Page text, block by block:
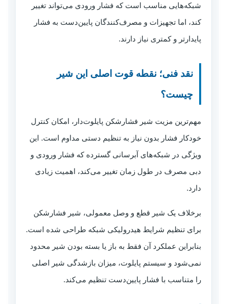
شبکه‌هایی مناسب است که فشار ورودی می‌تواند تغییر
کند، اما تجهیزات و مصرف‌کنندگان پایین‌دست به فشار
پایدارتر و کمتری نیاز دارند.
نقد فنی؛ نقطه قوت اصلی این شیر
چیست؟
مهم‌ترین مزیت شیر فشارشکن پایلوت‌دار، امکان کنترل
خودکار فشار بدون نیاز به تنظیم دستی مداوم است. این
ویژگی در شبکه‌های آبرسانی گسترده که فشار ورودی و
دبی مصرف در طول زمان تغییر می‌کند، اهمیت زیادی
دارد.
برخلاف یک شیر قطع و وصل معمولی، شیر فشارشکن
برای تنظیم شرایط هیدرولیکی شبکه طراحی شده است.
بنابراین عملکرد آن فقط به باز یا بسته بودن شیر محدود
نمی‌شود و سیستم پایلوت، میزان بازشدگی شیر اصلی
را متناسب با فشار پایین‌دست تنظیم می‌کند.